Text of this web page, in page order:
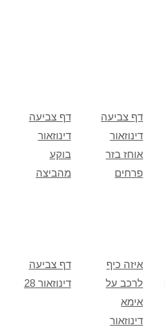
דף צביעה
דינוזאור
בוקע
מהביצה
דף צביעה
דינוזאור
אוחז בזר
פרחים
דף צביעה
דינוזאור 28
איזה כיף
לרכב על
אימא
דינוזאור